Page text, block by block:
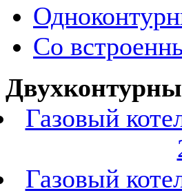
Со
Газовый
Газовый